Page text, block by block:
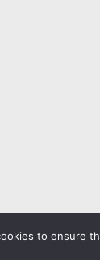
to ensure